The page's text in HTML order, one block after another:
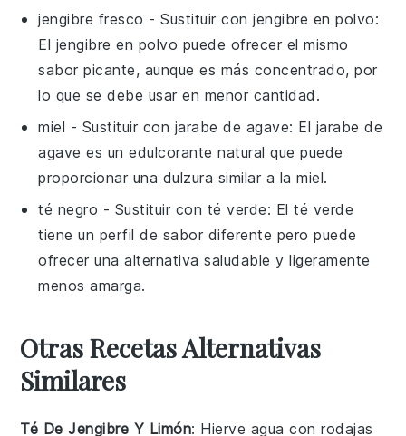
jengibre fresco - Sustituir conjengibre en polvo:
El jengibre en polvo puede ofrecer el mismo
sabor picante, aunque es más concentrado, por
lo que se debe usar en menor cantidad.
miel - Sustituir con jarabe de agave: El jarabe de
agave es un edulcorante natural que puede
proporcionar una dulzura similar a la miel.
té negro - Sustituir con té verde: El té verde
tiene un perfil de sabor diferente pero puede
ofrecer una alternativa saludable y ligeramente
menos amarga.
Otras Recetas Alternativas
Similares
Té De Jengibre Y Limón: Hierve agua con rodajas